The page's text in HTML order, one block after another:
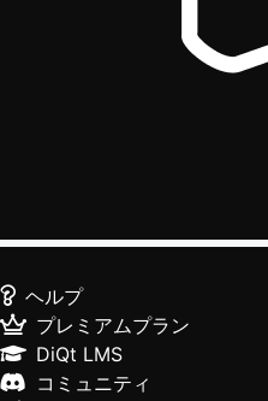
ヘルプ
プレミアムプラン
DiQt LMS
コミュニティ